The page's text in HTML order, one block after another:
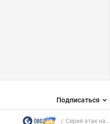
Подписаться
Серия атак на...